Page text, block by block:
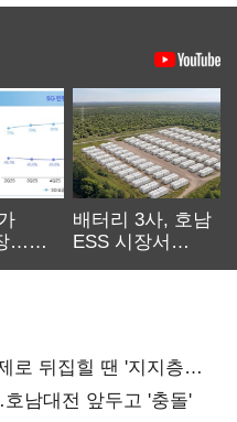
…
배터리 3사, 호남
ESS 시장서
로 뒤집힐 땐 '지지층
남대전 앞두고 '충돌'